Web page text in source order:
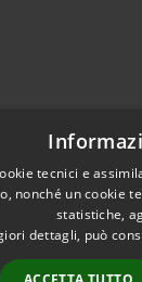
tecnici e
nonché un cookie
statistiche,
dettagli, può